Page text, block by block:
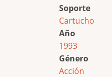
Soporte
Cartucho
Año
1993
Género
Acción